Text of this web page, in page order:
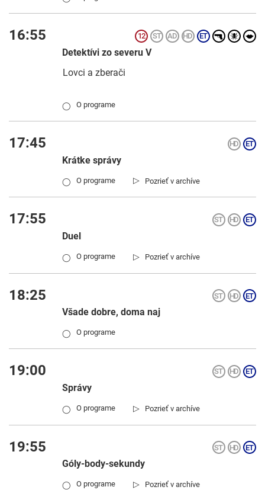
16:55
Detektívi zo severu V
Lovci a zberači
◯ O programe
17:45
Krátke správy
▷ Pozrieť v archíve
◯ O programe
17:55
Duel
▷ Pozrieť v archíve
◯ O programe
18:25
Všade dobre, doma naj
◯ O programe
19:00
Správy
▷ Pozrieť v archíve
◯ O programe
19:55
Góly-body-sekundy
▷ Pozrieť v archíve
◯ O programe